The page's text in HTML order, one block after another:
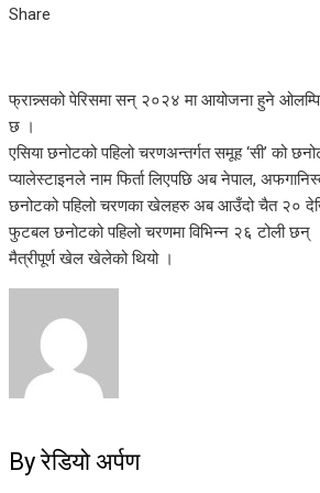
Facebook
Twitter
LinkedIn
Pinterest
Stumbleupon
Email
Share
फ्रान्न्सको पेरिसमा सन् २०२४ मा आयोजना हुने
छ ।
एसिया छनोटको पहिलो चरणअन्तर्गत समूह ‘सी’
प्यालेस्टाइनले नाम फिर्ता लिएपछि अब नेपाल,
छनोटको पहिलो चरणका खेलहरु अब आउँदो चैत २०
फुटबल छनोटको पहिलो चरणमा विभिन्न २६ टोली छन्
मैत्रीपूर्ण खेल खेलेको थियो ।
By रेडियो अर्पण